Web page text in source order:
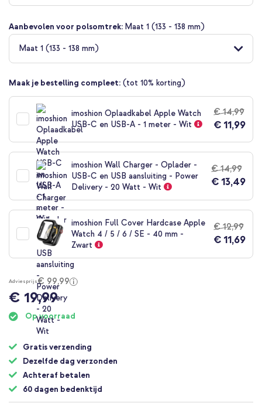
begin
de
afbeeldingen-
gallerij
Aanbevolen voor polsomtrek: Maat 1 (133 - 138 mm)
Maat 1 (133 - 138 mm)
Maak je bestelling compleet: (tot 10% korting)
imoshion Oplaadkabel Apple Watch
USB-C en USB-A - 1 meter - Wit
€ 14,99
€ 11,99
imoshion Wall Charger - Oplader -
USB-C en USB aansluiting - Power
Delivery - 20 Watt - Wit
€ 14,99
€ 13,49
imoshion Full Cover Hardcase Apple
Watch 4 / 5 / 6 / SE - 40 mm -
Zwart
€ 12,99
€ 11,69
Adviesprijs€ 99,99
€ 19,99
Op voorraad
Gratis verzending
Dezelfde dag verzonden
Achteraf betalen
60 dagen bedenktijd